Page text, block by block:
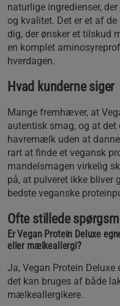
naturlige ingredienser,
og kvalitet. Det er et af
dig, der ønsker et tilskud
en komplet
hverdagen.
Hvad kunderne siger
Mange fremhæver, at
autentisk smag, og at
havremælk uden at
rart at finde et vegansk
mandelsmagen virkelig
på, at pulveret ikke bliver
bedste veganske
Ofte stillede
Er Vegan Protein Deluxe
eller mælkeallergi?
Ja, Vegan Protein
det kan bruges af både
mælkeallergikere.